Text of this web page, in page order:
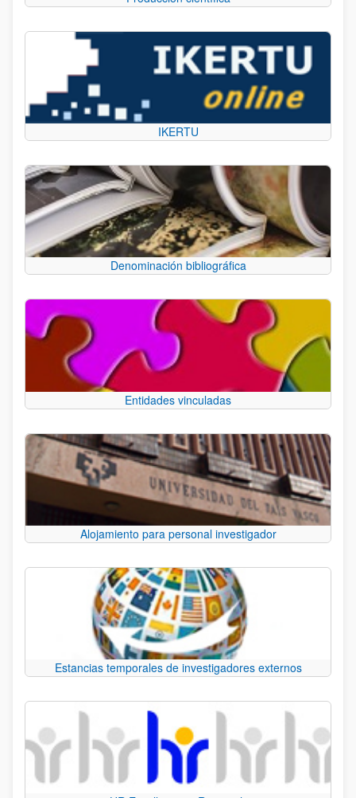
IKERTU
Denominación bibliográfica
Entidades vinculadas
Alojamiento para personal investigador
Estancias temporales de investigadores externos